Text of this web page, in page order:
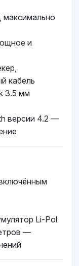
максимально
и
кабель
3.5 мм
версии 4.2 —
Li-Pol
—